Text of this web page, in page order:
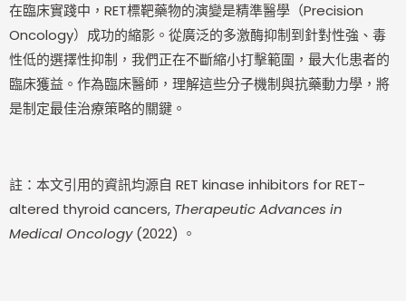
在臨床實踐中，RET標靶藥物的演變是精準醫學（Precision
Oncology）成功的縮影。從廣泛的多激酶抑制到針對性強、毒
性低的選擇性抑制，我們正在不斷縮小打擊範圍，最大化患者的
臨床獲益。作為臨床醫師，理解這些分子機制與抗藥動力學，將
是制定最佳治療策略的關鍵。
註：本文引用的資訊均源自 RET kinase inhibitors for RET-
altered thyroid cancers, Therapeutic Advances in
Medical Oncology(2022) 。